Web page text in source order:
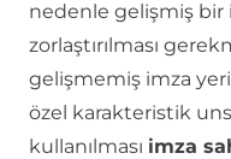
nedenle gelişmiş bir
zorlaştırılması
gelişmemiş imza
özel karakteristik
kullanılması imza